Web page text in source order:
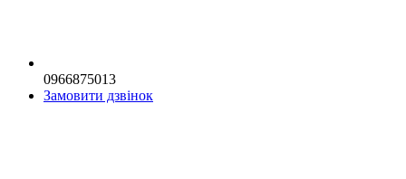
0966875013
Замовити дзвінок